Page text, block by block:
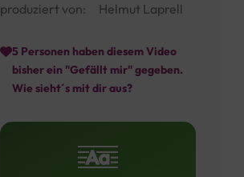
produziert von:
Helmut Laprell
5Personen haben diesem Video
bisher ein "Gefällt mir" gegeben.
Wie sieht´s mit dir aus?